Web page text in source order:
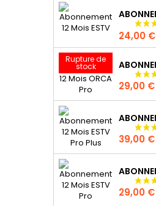
Prix
24,00 €
Rupture de
stock
Prix
29,00 €
Prix
39,00 €
Prix
29,00 €